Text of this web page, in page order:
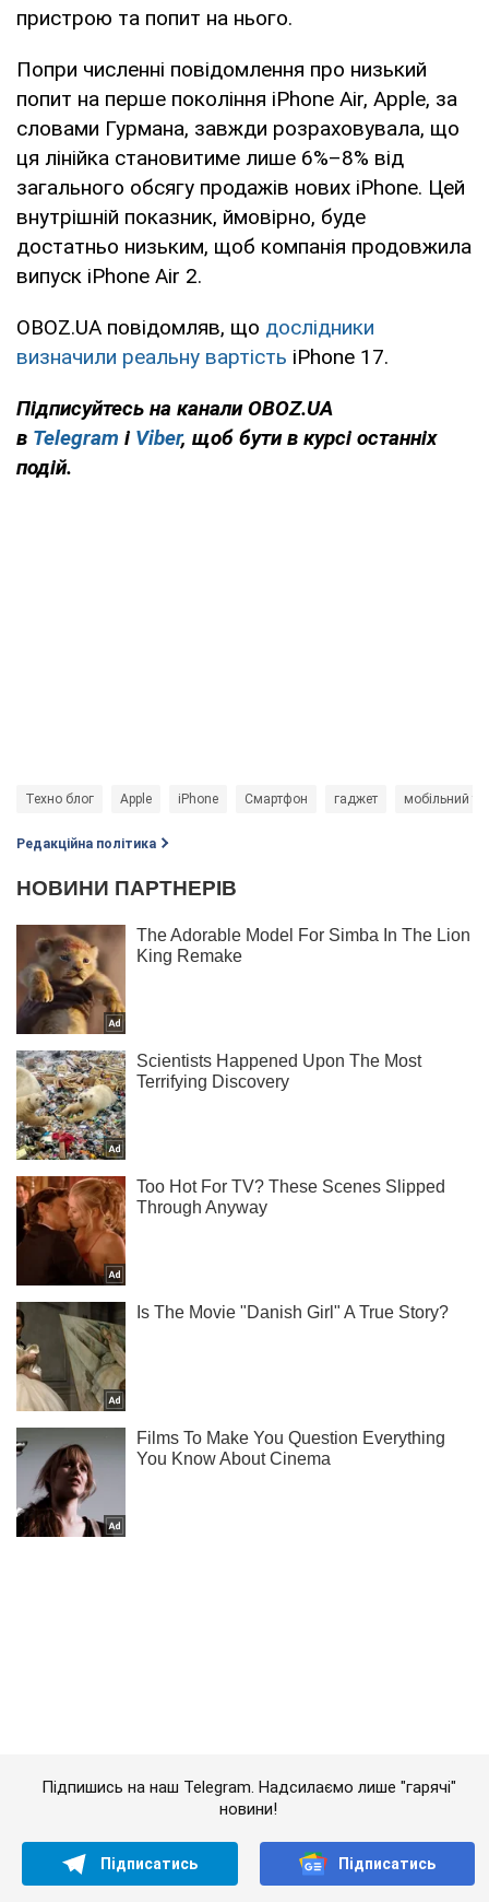
пристрою та попит на нього.
Попри численні повідомлення про низький
попит на перше покоління iPhone Air, Apple, за
словами Гурмана, завжди розраховувала, що
ця лінійка становитиме лише 6%–8% від
загального обсягу продажів нових iPhone. Цей
внутрішній показник, ймовірно, буде
достатньо низьким, щоб компанія продовжила
випуск iPhone Air 2.
OBOZ.UA повідомляв, що дослідники
визначили реальну вартість iPhone 17.
Підписуйтесь на канали OBOZ.UA
в Telegram і Viber, щоб бути в курсі останніх
подій.
Техно блог Apple iPhone Смартфон гаджет мобільний
Редакційна політика
Важливе